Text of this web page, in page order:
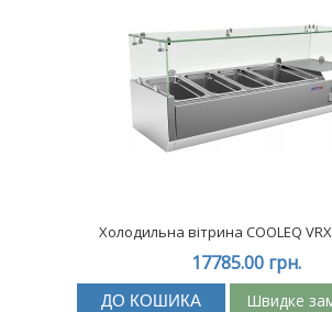
Холодильна вітрина COOLEQ
17785.00 грн.
ДО КОШИКА Швидке